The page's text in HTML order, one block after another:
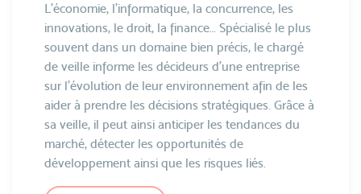
L’économie, l’informatique, la concurrence, les
innovations, le droit, la finance… Spécialisé le plus
souvent dans un domaine bien précis, le chargé
de veille informe les décideurs d'une entreprise
sur l'évolution de leur environnement afin de les
aider à prendre les décisions stratégiques. Grâce à
sa veille, il peut ainsi anticiper les tendances du
marché, détecter les opportunités de
développement ainsi que les risques liés.